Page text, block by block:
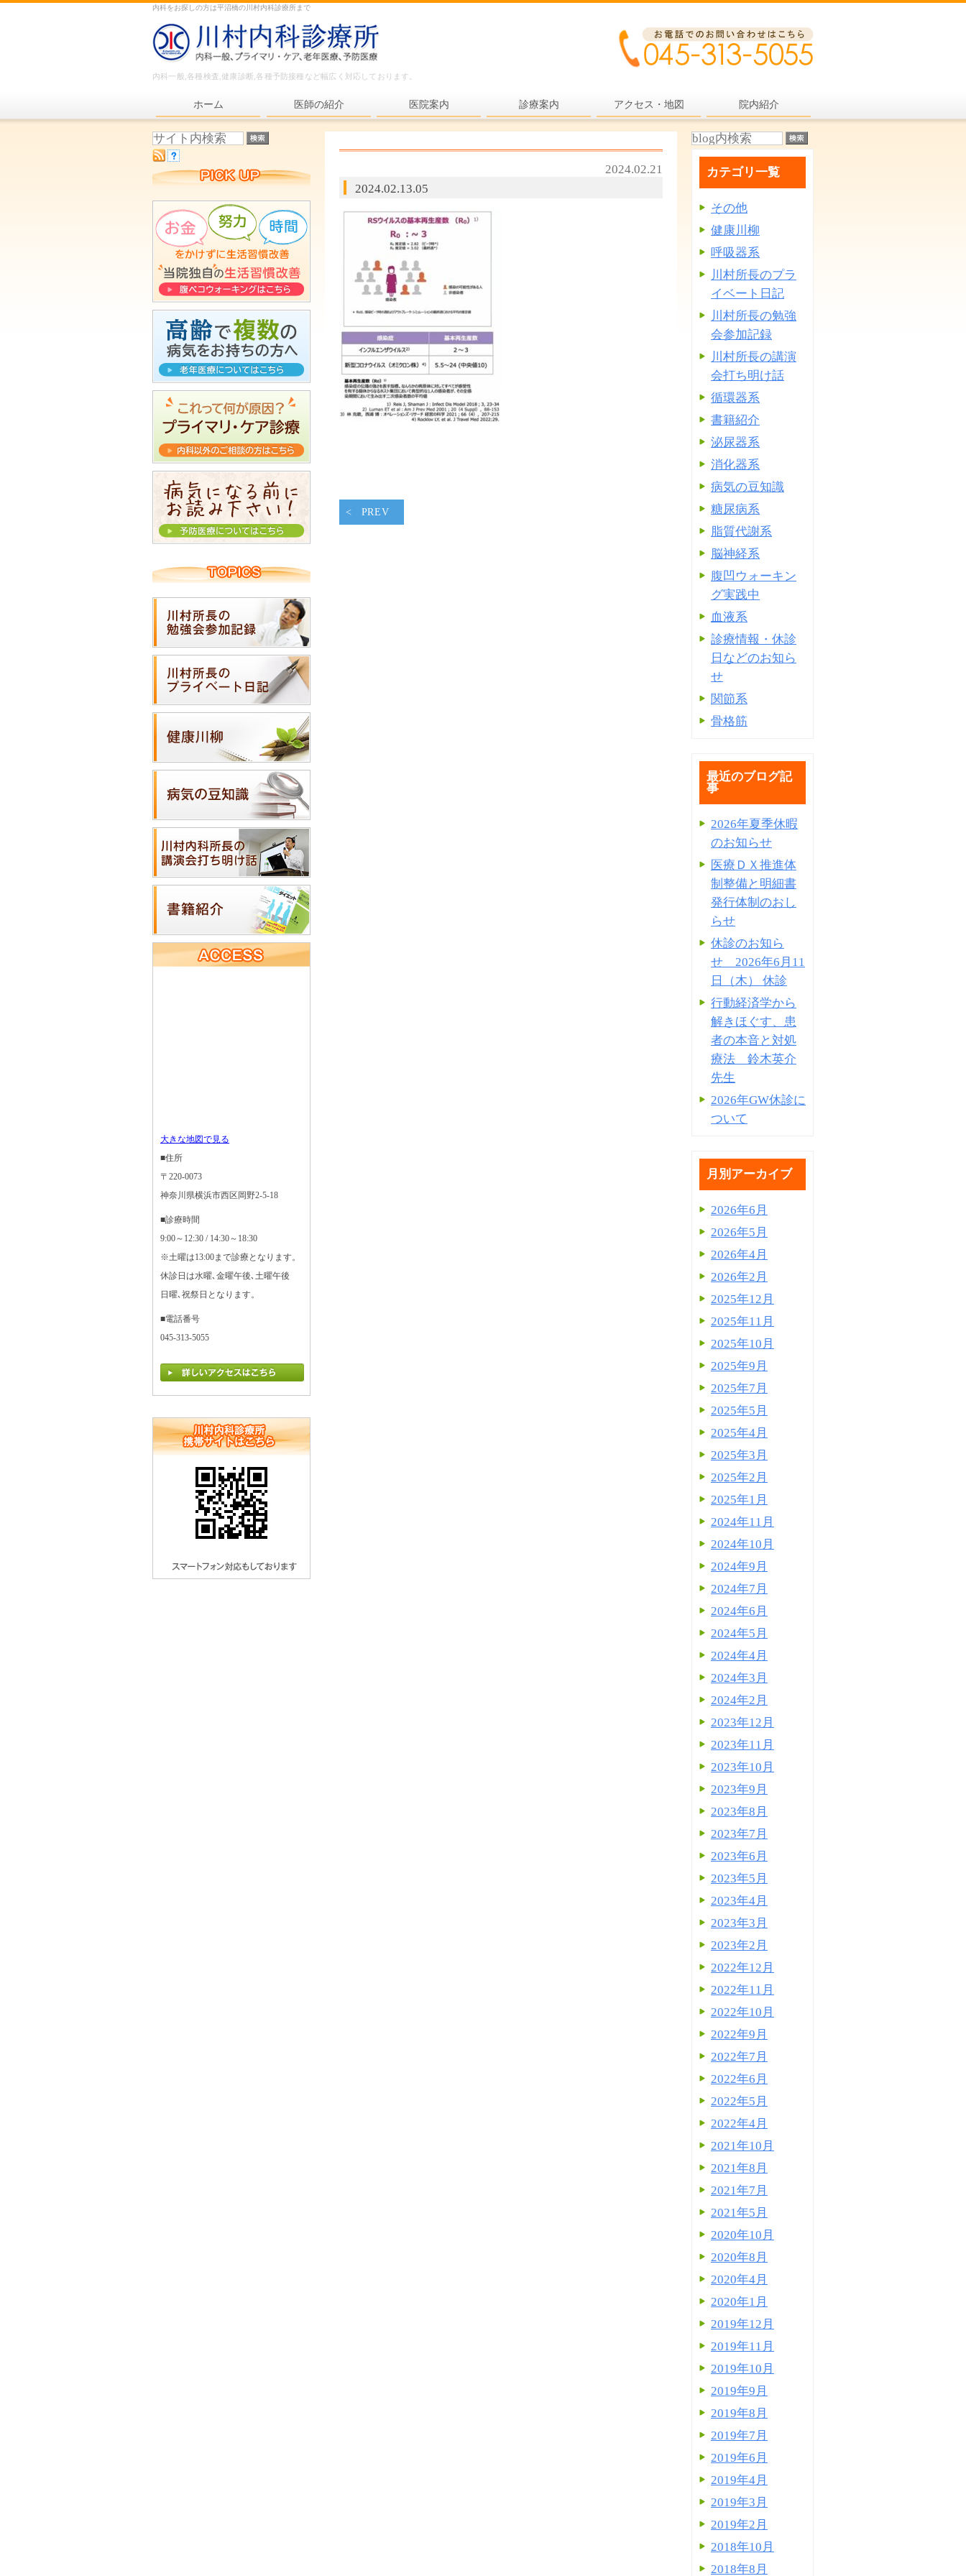
内科をお探しの方は平沼橋の川村内科診療所まで
内科一般,各種検査,健康診断,各種予防接種など幅広く対応しております。
ホーム 医師の紹介 医院案内 診療案内
内科一般
健康診断
アクセス・地図 院内紹介
2024.02.21
2024.02.13.05
PREV
カテゴリ一覧
その他
健康川柳
呼吸器系
川村所長のプラ
イベート日記
川村所長の勉強
会参加記録
川村所長の講演
会打ち明け話
循環器系
書籍紹介
泌尿器系
消化器系
病気の豆知識
糖尿病系
脂質代謝系
脳神経系
腹凹ウォーキン
グ実践中
血液系
診療情報・休診
日などのお知ら
せ
関節系
骨格筋
最近のブログ記
事
2026年夏季休暇
のお知らせ
医療ＤＸ推進体
制整備と明細書
発⾏体制のおし
らせ
休診のお知ら
せ 2026年6月11
日（木） 休診
行動経済学から
解きほぐす、患
者の本音と対処
療法 鈴木英介
先生
2026年GW休診に
ついて
月別アーカイブ
2026年6月
2026年5月
2026年4月
2026年2月
2025年12月
2025年11月
2025年10月
2025年9月
2025年7月
2025年5月
2025年4月
2025年3月
2025年2月
2025年1月
2024年11月
2024年10月
2024年9月
2024年7月
2024年6月
2024年5月
2024年4月
2024年3月
2024年2月
2023年12月
2023年11月
2023年10月
2023年9月
2023年8月
2023年7月
2023年6月
2023年5月
2023年4月
2023年3月
2023年2月
2022年12月
2022年11月
2022年10月
2022年9月
2022年7月
2022年6月
2022年5月
2022年4月
2021年10月
2021年8月
2021年7月
2021年5月
2020年10月
2020年8月
2020年4月
2020年1月
2019年12月
2019年11月
2019年10月
2019年9月
2019年8月
2019年7月
2019年6月
2019年4月
2019年3月
2019年2月
2018年10月
2018年8月
大きな地図で見る
■住所
〒220-0073
神奈川県横浜市西区岡野2-5-18
■診療時間
9:00～12:30 / 14:30～18:30
※土曜は13:00まで診療となります。
休診日は水曜､金曜午後､土曜午後
日曜､祝祭日となります。
■電話番号
045-313-5055